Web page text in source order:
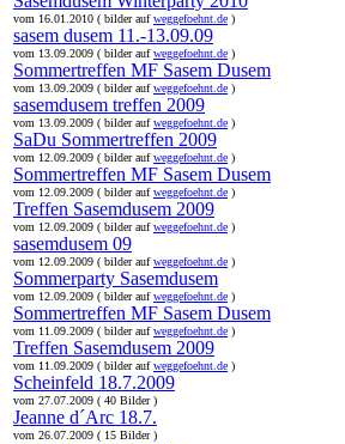
vom 16.01.2010 ( bilder aufweggefoehnt.de )
sasem dusem 11.-13.09.09
vom 13.09.2009 ( bilder aufweggefoehnt.de )
Sommertreffen MF Sasem Dusem
vom 13.09.2009 ( bilder aufweggefoehnt.de )
sasemdusem treffen 2009
vom 13.09.2009 ( bilder aufweggefoehnt.de )
SaDu Sommertreffen 2009
vom 12.09.2009 ( bilder aufweggefoehnt.de )
Sommertreffen MF Sasem Dusem
vom 12.09.2009 ( bilder aufweggefoehnt.de )
Treffen Sasemdusem 2009
vom 12.09.2009 ( bilder aufweggefoehnt.de )
sasemdusem 09
vom 12.09.2009 ( bilder aufweggefoehnt.de )
Sommerparty Sasemdusem
vom 12.09.2009 ( bilder aufweggefoehnt.de )
Sommertreffen MF Sasem Dusem
vom 11.09.2009 ( bilder aufweggefoehnt.de )
Treffen Sasemdusem 2009
vom 11.09.2009 ( bilder aufweggefoehnt.de )
Scheinfeld 18.7.2009
vom 27.07.2009 ( 40 Bilder )
Jeanne d´Arc 18.7.
vom 26.07.2009 ( 15 Bilder )